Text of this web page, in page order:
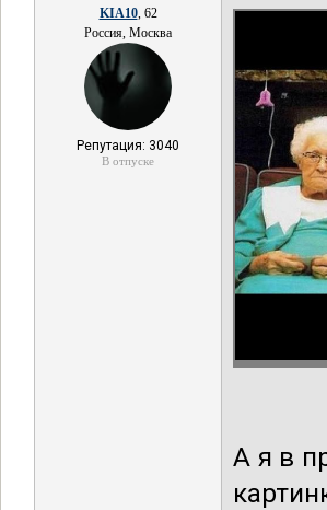
KIA10, 62
Россия, Москва
Репутация: 3040
В отпуске
А я в